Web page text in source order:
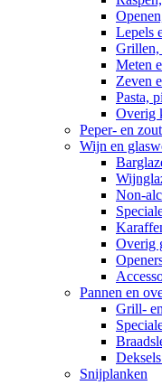
Lepels
Grillen,
Meten
Zeven
Pasta,
Overig
Peper- en
Wijn en
Non-
Overig
Pannen en
Grill-
Snijplanken